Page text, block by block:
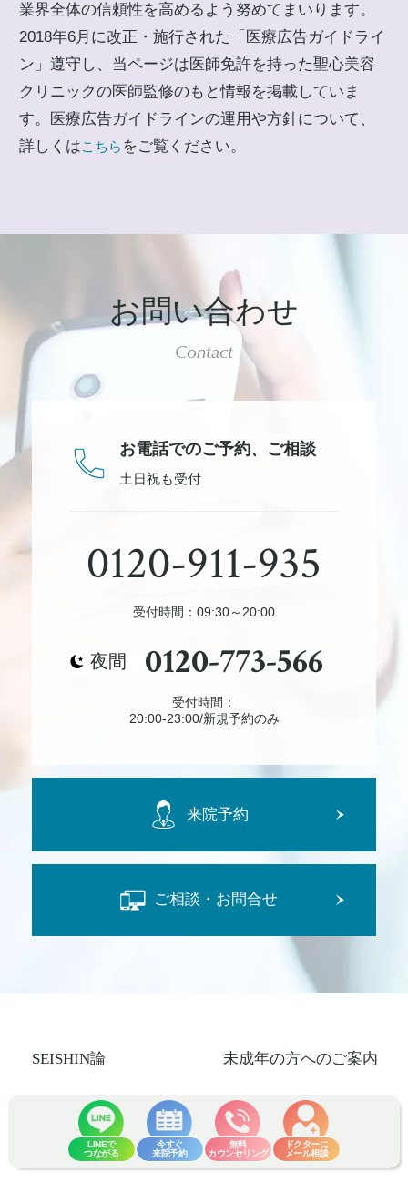
LINEで
つながる
今すぐ
来院予約
無料
カウンセリング
ドクターに
メール相談
業界全体の信頼性を高めるよう努めてまいります。
2018年6月に改正・施行された「医療広告ガイドライ
ン」遵守し、当ページは医師免許を持った聖心美容
クリニックの医師監修のもと情報を掲載していま
す。医療広告ガイドラインの運用や方針について、
詳しくはこちら をご覧ください。
お問い合わせ
Contact
お電話でのご予約、 ご相談
土日祝も受付
0120-911-935
受付時間：09:30～20:00
夜間 0120-773-566
受付時間：
20:00-23:00/新規予約のみ
来院予約
ご相談・お問合せ
SEISHIN論
施術一覧
料金・費用
未成年の方へのご案内
モニター制度
聖心メンバーズクラブ